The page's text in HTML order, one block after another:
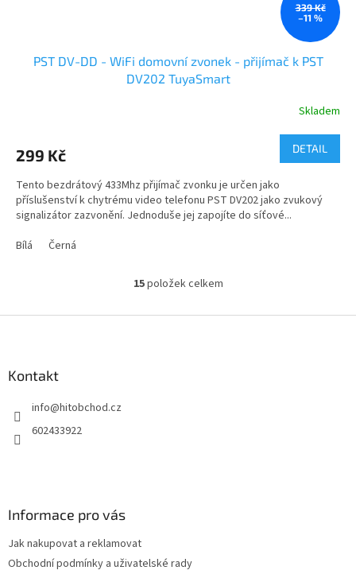
339 Kč
–11 %
PST DV-DD - WiFi domovní zvonek - přijímač k PST
DV202 TuyaSmart
Skladem
299 Kč DETAIL
Tento bezdrátový 433Mhz přijímač zvonku je určen jako
příslušenství k chytrému video telefonu PST DV202 jako zvukový
signalizátor zazvonění. Jednoduše jej zapojíte do síťové...
Bílá
Černá
O
l
u
15položek celkem
Kontakt
info@hitobchod.cz
602433922
Informace pro vás
Jak nakupovat a reklamovat
Obchodní podmínky a uživatelské rady